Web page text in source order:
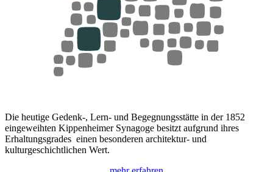
Die heutige Gedenk-, Lern- und Begegnungsstätte in der 1852
eingeweihten Kippenheimer Synagoge besitzt aufgrund ihres
Erhaltungsgrades einen besonderen architektur- und
kulturgeschichtlichen Wert.